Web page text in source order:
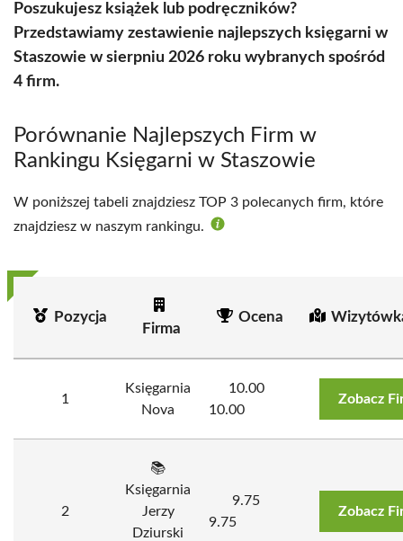
Poszukujesz książek lub podręczników?
Przedstawiamy zestawienie najlepszych księgarni w
Staszowie w sierpniu 2026 roku wybranych spośród
4 firm.
Porównanie Najlepszych Firm w
Rankingu Księgarni w Staszowie
W poniższej tabeli znajdziesz TOP 3 polecanych firm, które
znajdziesz w naszym rankingu.
Pozycja
Firma
Ocena
1
Księgarnia
Nova
10.00
10.00
Zobacz
2
📚
Księgarnia
Jerzy
Dziurski
9.75
9.75
Zobacz